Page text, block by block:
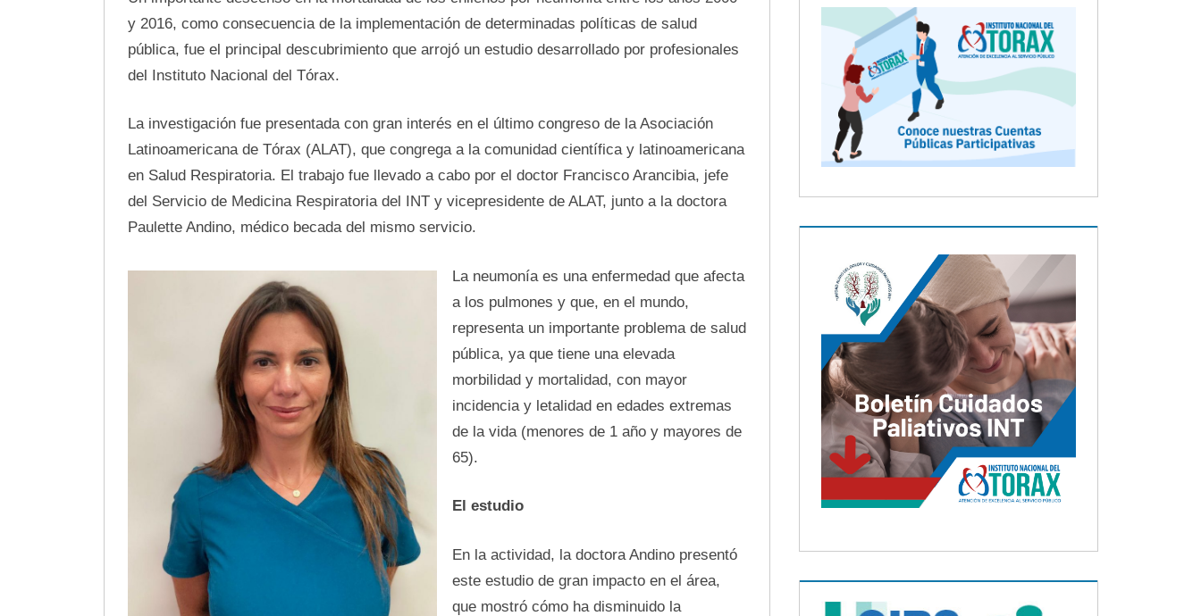
y 2016, como consecuencia de la implementación de determinadas políticas de salud
pública, fue el principal descubrimiento que arrojó un estudio desarrollado por profesionales
del Instituto Nacional del Tórax.
La investigación fue presentada con gran interés en el último congreso de la Asociación
Latinoamericana de Tórax (ALAT), que congrega a la comunidad científica y latinoamericana
en Salud Respiratoria. El trabajo fue llevado a cabo por el doctor Francisco Arancibia, jefe
del Servicio de Medicina Respiratoria del INT y vicepresidente de ALAT, junto a la doctora
Paulette Andino, médico becada del mismo servicio.
La neumonía es una enfermedad que afecta
a los pulmones y que, en el mundo,
representa un importante problema de salud
pública, ya que tiene una elevada
morbilidad y mortalidad, con mayor
incidencia y letalidad en edades extremas
de la vida (menores de 1 año y mayores de
65).
El estudio
En la actividad, la doctora Andino presentó
este estudio de gran impacto en el área,
que mostró cómo ha disminuido la